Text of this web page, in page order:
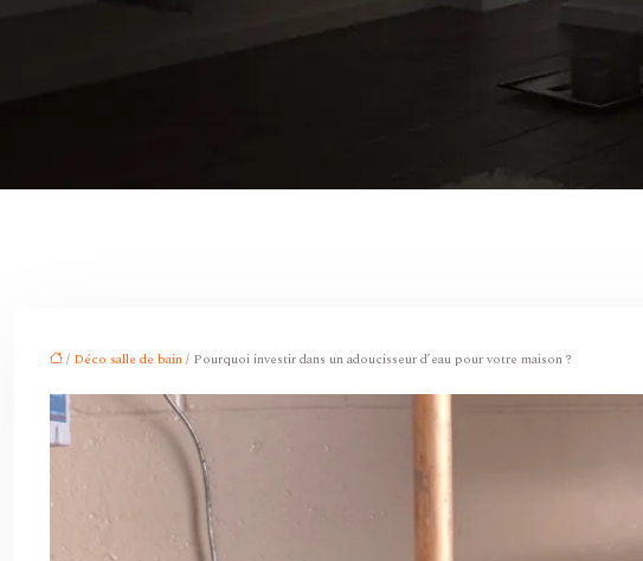
/ Déco salle de bain/ Pourquoi investir dans un adoucisseur d’eau pour votre maison ?